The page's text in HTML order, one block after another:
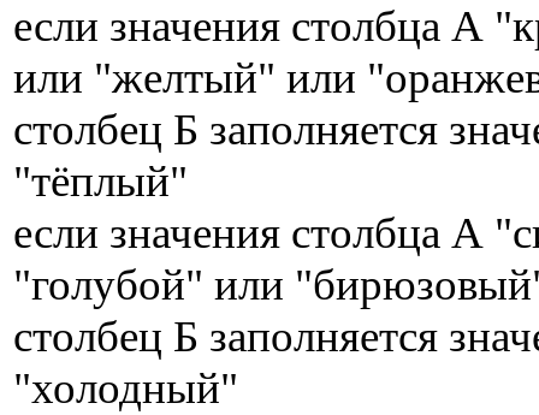
если значения столбца А
или "желтый" или
столбец Б заполняется
"тёплый"
если значения столбца А
"голубой" или
столбец Б заполняется
"холодный"